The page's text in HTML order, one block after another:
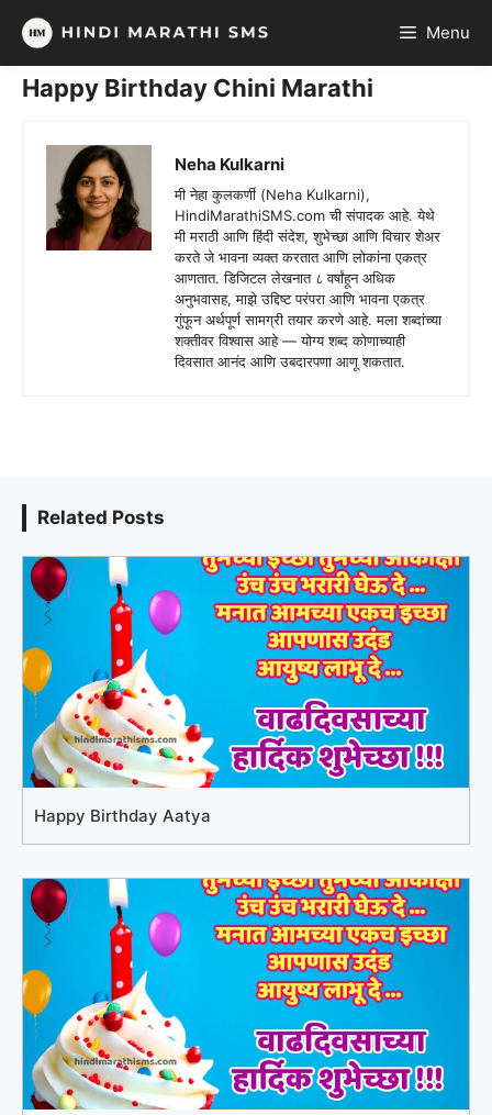
Skip
content
Menu
Happy Birthday Chini Marathi
Neha Kulkarni
मी नेहा कुलकर्णी (Neha Kulkarni),
HindiMarathiSMS.com ची संपादक आहे. येथे
मी मराठी आणि हिंदी संदेश, शुभेच्छा आणि विचार शेअर
करते जे भावना व्यक्त करतात आणि लोकांना एकत्र
आणतात. डिजिटल लेखनात ८ वर्षांहून अधिक
अनुभवासह, माझे उद्दिष्ट परंपरा आणि भावना एकत्र
गुंफून अर्थपूर्ण सामग्री तयार करणे आहे. मला शब्दांच्या
शक्तीवर विश्वास आहे — योग्य शब्द कोणाच्याही
दिवसात आनंद आणि उबदारपणा आणू शकतात.
Related Posts
Happy Birthday Aatya